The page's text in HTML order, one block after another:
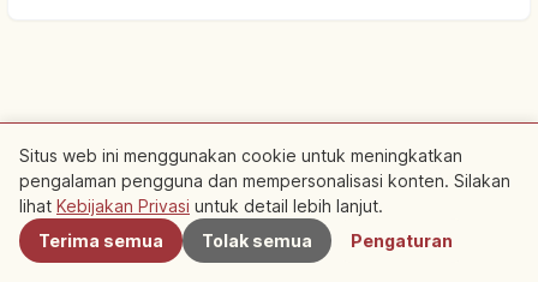
Terdekat
Situs web ini menggunakan cookie untuk meningkatkan
pengalaman pengguna dan mempersonalisasi konten. Silakan
lihat Kebijakan Privasi untuk detail lebih lanjut.
Terima semua
Tolak semua Pengaturan